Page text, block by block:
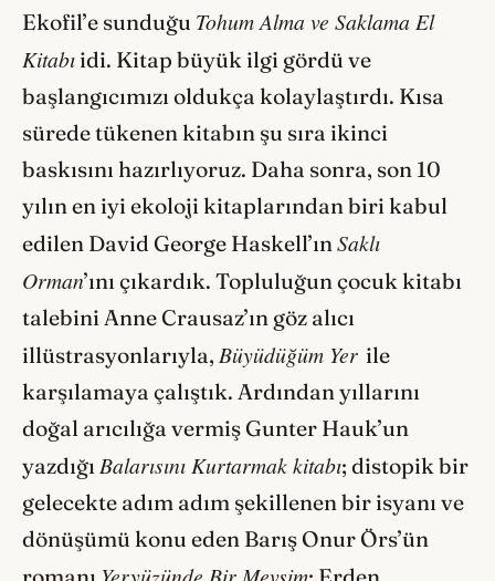
Ekofil’e sunduğu Tohum Alma ve Saklama El
Kitabı idi. Kitap büyük ilgi gördü ve
başlangıcımızı oldukça kolaylaştırdı. Kısa
sürede tükenen kitabın şu sıra ikinci
baskısını hazırlıyoruz. Daha sonra, son 10
yılın en iyi ekoloji kitaplarından biri kabul
edilen David George Haskell’ın Saklı
Orman’ını çıkardık. Topluluğun çocuk kitabı
talebini Anne Crausaz’ın göz alıcı
illüstrasyonlarıyla, Büyüdüğüm Yer ile
karşılamaya çalıştık. Ardından yıllarını
doğal arıcılığa vermiş Gunter Hauk’un
yazdığı Balarısını Kurtarmak kitabı; distopik bir
gelecekte adım adım şekillenen bir isyanı ve
dönüşümü konu eden Barış Onur Örs’ün
Yeryüzünde Bir Mevsim